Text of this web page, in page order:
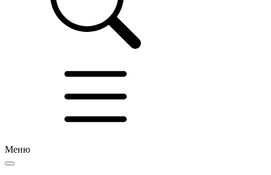
Меню